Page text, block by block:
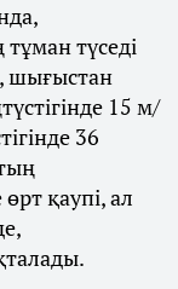
тұман түседі
шығыстан
15 м/
36
қаупі, ал